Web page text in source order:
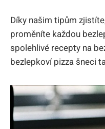
Díky našim tipům
proměníte každou
spolehlivé recepty na
bezlepkoví pizza šneci